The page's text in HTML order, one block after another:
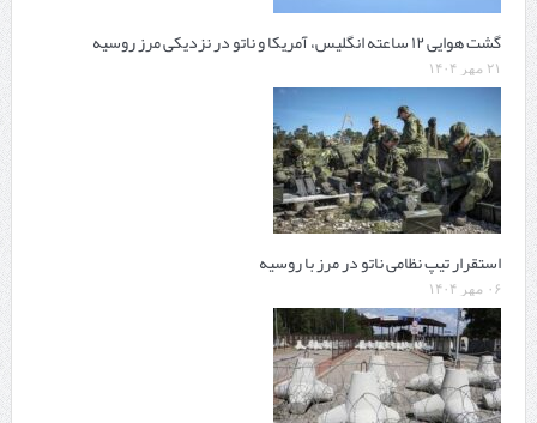
گشت هوایی ۱۲ ساعته انگلیس، آمریکا و ناتو در نزدیکی مرز روسیه
۲۱ مهر ۱۴۰۴
استقرار تیپ نظامی ناتو در مرز با روسیه
۰۶ مهر ۱۴۰۴